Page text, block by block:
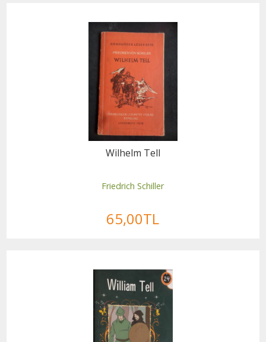
Wilhelm Tell
Friedrich Schiller
65,00TL